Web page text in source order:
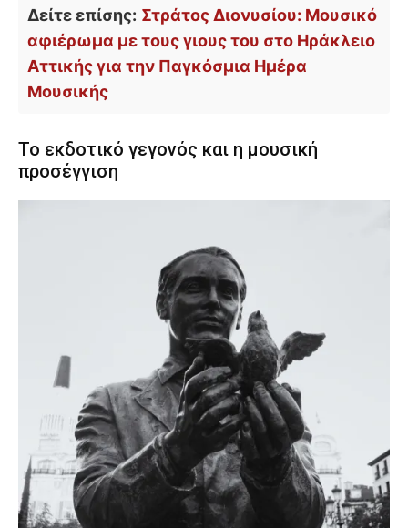
Δείτε επίσης: Στράτος Διονυσίου: Μουσικό
αφιέρωμα με τους γιους του στο Ηράκλειο
Αττικής για την Παγκόσμια Ημέρα
Μουσικής
Το εκδοτικό γεγονός και η μουσική
προσέγγιση